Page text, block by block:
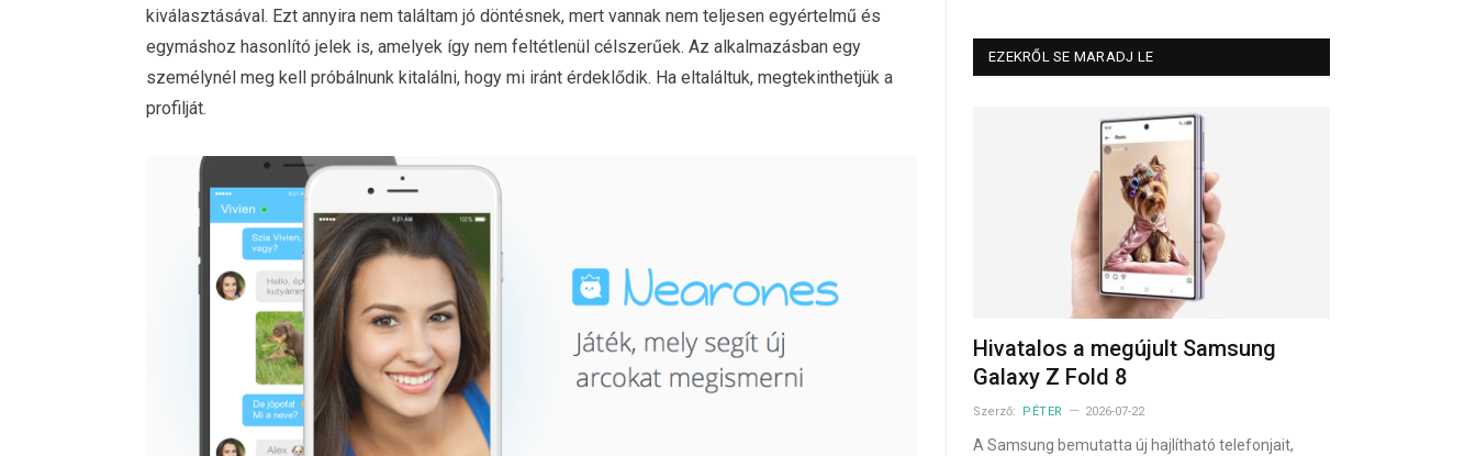
kiválasztásával. Ezt annyira nem találtam jó döntésnek, mert vannak nem teljesen egyértelmű és
egymáshoz hasonlító jelek is, amelyek így nem feltétlenül célszerűek. Az alkalmazásban egy
személynél meg kell próbálnunk kitalálni, hogy mi iránt érdeklődik. Ha eltaláltuk, megtekinthetjük a
profilját.
EZEKRŐL SE MARADJ LE
Hivatalos a megújult Samsung
Galaxy Z Fold 8
Szerző: PÉTER 2026-07-22
A Samsung bemutatta új hajlítható telefonjait,